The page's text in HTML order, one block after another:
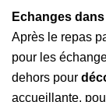
Echanges
Après le repas
pour les
dehors pour
accueillante,